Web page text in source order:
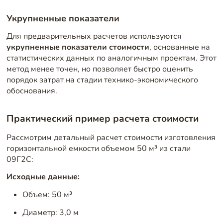
Укрупненные показатели
Для предварительных расчетов используются
укрупненные показатели стоимости, основанные на
статистических данных по аналогичным проектам. Этот
метод менее точен, но позволяет быстро оценить
порядок затрат на стадии технико-экономического
обоснования.
Практический пример расчета стоимости
Рассмотрим детальный расчет стоимости изготовления
горизонтальной емкости объемом 50 м³ из стали
09Г2С:
Исходные данные:
Объем: 50 м³
Диаметр: 3,0 м